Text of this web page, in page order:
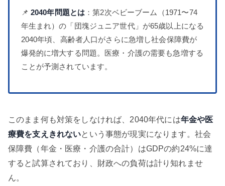
📌 2040年問題とは ：第2次ベビーブーム（1971〜74
年生まれ）の「団塊ジュニア世代」が65歳以上になる
2040年頃、高齢者人口がさらに急増し社会保障費が
爆発的に増大する問題。医療・介護の需要も急増する
ことが予測されています。
このまま何も対策をしなければ、2040年代には年金や医
療費を支えきれないという事態が現実になります。社会
保障費（年金・医療・介護の合計）はGDPの約24%に達
すると試算されており、財政への負荷は計り知れませ
ん。